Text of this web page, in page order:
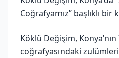
Coğrafyamız” başlıklı
Köklü Değişim,
coğrafyasındaki